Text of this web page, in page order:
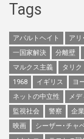
Tags
アパルトヘイト アリ
一国家解決
分離壁
マルクス主義
タリク
1968
イギリス ヨ
ネットの中立性
メデ
監視社会
警察 企
映画
シーザー･チャ